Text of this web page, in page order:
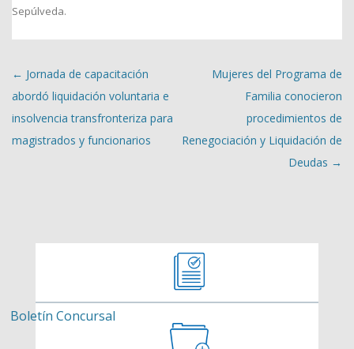
Sepúlveda.
Navegación de entradas
← Jornada de capacitación
abordó liquidación voluntaria e
insolvencia transfronteriza para
magistrados y funcionarios
Mujeres del Programa de
Familia conocieron
procedimientos de
Renegociación y Liquidación de
Deudas →
Boletín Concursal